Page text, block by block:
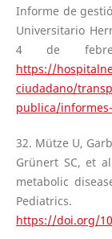
Informe de
Universitario
4 de
https://
ciudadano/
publica/
32. Mütze U,
Grünert SC, et
metabolic
Pediatrics.
https://doi.org/